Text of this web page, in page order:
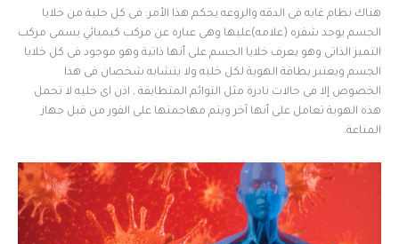
هناك نظام غايه فى الدقه والروعه يحكم هذا الأمر: فى كل خلية من خلايا
الجسم يوجد شفره (علامه)عليها وهى عباره عن مركب كيميائي يسمى مركب
التميز الذاتى وهو يعرف خلايا الجسم على أنها ذاتية وهو موجود فى كل خلايا
الجسم ويعتبر بطاقة الهوية لكل خليه ولا يتشابه شخصان فى هذا
الخصوص إلا فى حالات نادرة مثل التوائم المتطابقة , اذن اى خليه لا تحمل
هذه الهوية تعامل على أنها آخر ويتم مهاجمتها على الفور من قبل جهاز
المناعة.